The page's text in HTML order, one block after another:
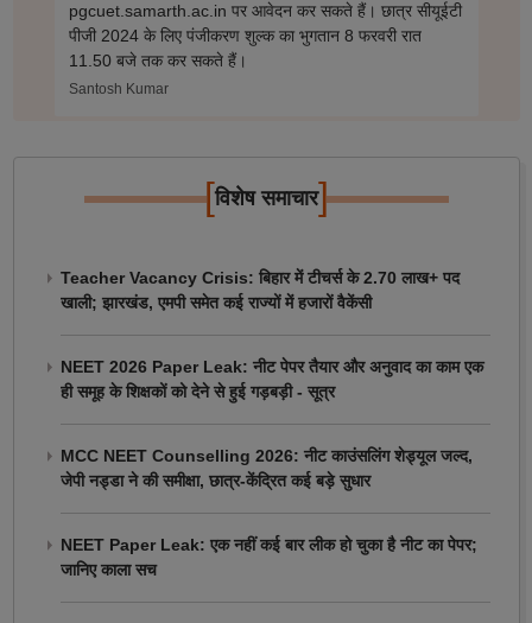
pgcuet.samarth.ac.in पर आवेदन कर सकते हैं। छात्र सीयूईटी
पीजी 2024 के लिए पंजीकरण शुल्क का भुगतान 8 फरवरी रात
11.50 बजे तक कर सकते हैं।
Santosh Kumar
[विशेष समाचार]
Teacher Vacancy Crisis: बिहार में टीचर्स के 2.70 लाख+ पद
खाली; झारखंड, एमपी समेत कई राज्यों में हजारों वैकेंसी
NEET 2026 Paper Leak: नीट पेपर तैयार और अनुवाद का काम एक
ही समूह के शिक्षकों को देने से हुई गड़बड़ी - सूत्र
MCC NEET Counselling 2026: नीट काउंसलिंग शेड्यूल जल्द,
जेपी नड्डा ने की समीक्षा, छात्र-केंद्रित कई बड़े सुधार
NEET Paper Leak: एक नहीं कई बार लीक हो चुका है नीट का पेपर;
जानिए काला सच